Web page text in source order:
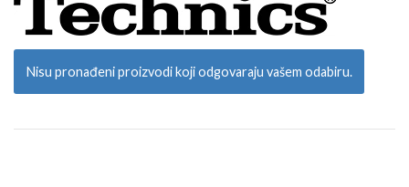
Nisu pronađeni proizvodi koji odgovaraju vašem odabiru.